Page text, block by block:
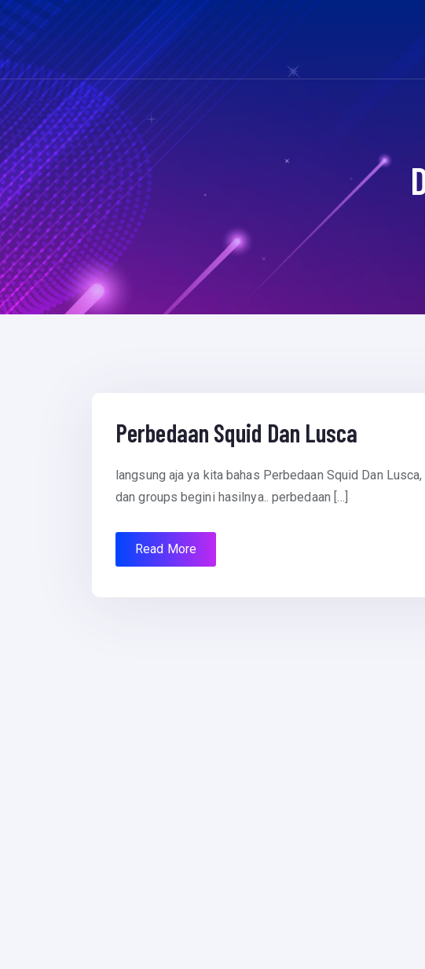
Perbedaan Squid Dan Lusca
langsung aja ya kita bahas Perbedaan Squid Dan
dan groups begini hasilnya.. perbedaan […]
Read More